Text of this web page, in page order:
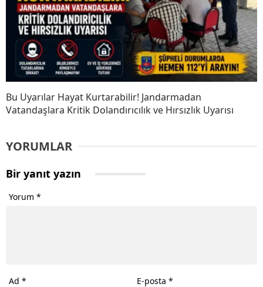
Bu Uyarılar Hayat Kurtarabilir! Jandarmadan
Vatandaşlara Kritik Dolandırıcılık ve Hırsızlık Uyarısı
YORUMLAR
Bir yanıt yazın
Yorum *
Ad * E-posta*